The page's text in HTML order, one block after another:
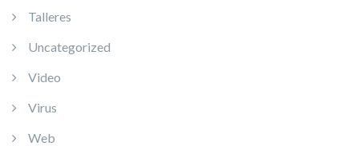
Talleres
Uncategorized
Video
Virus
Web